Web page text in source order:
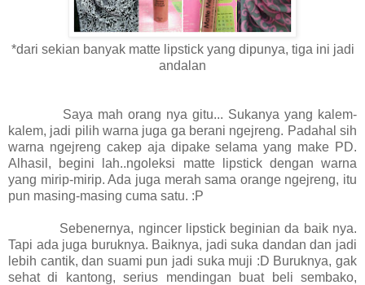
*dari sekian banyak matte lipstick yang dipunya, tiga ini jadi
andalan
Saya mah orang nya gitu... Sukanya yang kalem-
kalem, jadi pilih warna juga ga berani ngejreng. Padahal sih
warna ngejreng cakep aja dipake selama yang make PD.
Alhasil, begini lah..ngoleksi matte lipstick dengan warna
yang mirip-mirip. Ada juga merah sama orange ngejreng, itu
pun masing-masing cuma satu. :P
Sebenernya, ngincer lipstick beginian da baik nya.
Tapi ada juga buruknya. Baiknya, jadi suka dandan dan jadi
lebih cantik, dan suami pun jadi suka muji :D Buruknya, gak
sehat di kantong, serius mendingan buat beli sembako,